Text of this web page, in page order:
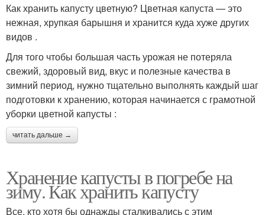
Как хранить капусту цветную? Цветная капуста — это
нежная, хрупкая барышня и хранится куда хуже других
видов .
Для того чтобы большая часть урожая не потеряла
свежий, здоровый вид, вкус и полезные качества в
зимний период, нужно тщательно выполнять каждый шаг
подготовки к хранению, которая начинается с грамотной
уборки цветной капусты :
читать дальше →
Хранение капусты в погребе на
зиму. Как хранить капусту
Все, кто хотя бы однажды сталкивались с этим